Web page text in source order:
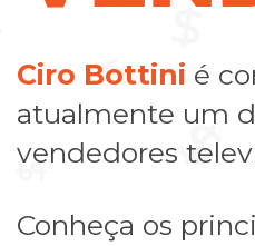
Ciro Bottini é
atualmente um
vendedores
Conheça os